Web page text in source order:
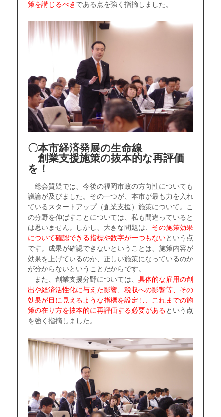
策を講じるべき である点を強く指摘しました。
〇本市経済発展の生命線
創業支援施策の抜本的な再評価
を！
総会質疑では、今後の福岡市政の方向性についても
議論が及びました。その一つが、本市が最も力を入れ
ているスタートアップ（創業支援）施策について。こ
の分野を伸ばすことについては、私も間違っていると
は思いません。しかし、大きな問題は、 その施策効果
について確認できる指標や数字が一つもないという点
です。成果が確認できないということは、施策内容が
効果を上げているのか、正しい施策になっているのか
が分からないということだからです。
また、創業支援分野については、 具体的な雇用の創
出や経済活性化に与えた影響、税収への影響等、その
効果が目に見えるような指標を設定し、これまでの施
策の在り方を抜本的に再評価する必要があるという点
を強く指摘しました。